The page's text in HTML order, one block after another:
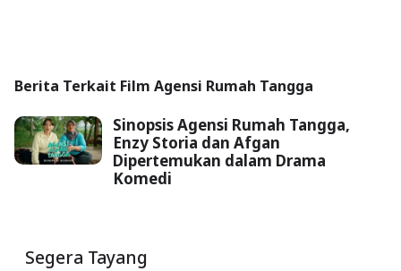
Berita Terkait Film Agensi Rumah Tangga
Sinopsis Agensi Rumah Tangga,
Enzy Storia dan Afgan
Dipertemukan dalam Drama
Komedi
Segera Tayang